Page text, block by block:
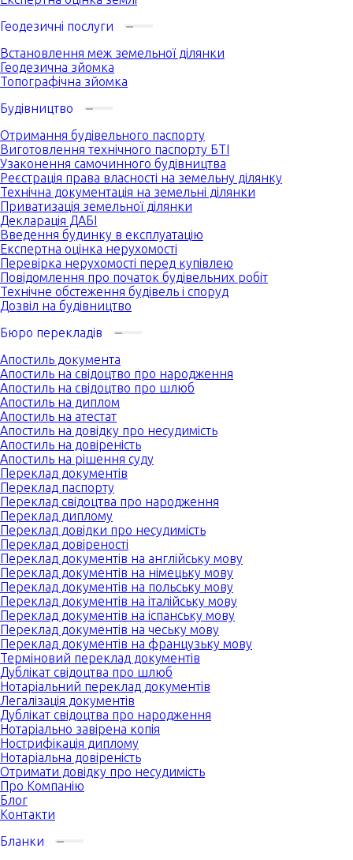
Геодезичні послуги
Встановлення меж земельної ділянки
Геодезична зйомка
Топографічна зйомка
Будівництво
Отримання будівельного паспорту
Виготовлення технічного паспорту БТІ
Узаконення самочинного будівництва
Реєстрація права власності на земельну ділянку
Технічна документація на земельні ділянки
Приватизація земельної ділянки
Декларація ДАБІ
Введення будинку в експлуатацію
Експертна оцінка нерухомості
Перевірка нерухомості перед купівлею
Повідомлення про початок будівельних робіт
Технічне обстеження будівель і споруд
Дозвіл на будівництво
Бюро перекладів
Апостиль документа
Апостиль на свідоцтво про народження
Апостиль на свідоцтво про шлюб
Апостиль на диплом
Апостиль на атестат
Апостиль на довідку про несудимість
Апостиль на довіреність
Апостиль на рішення суду
Переклад документів
Переклад паспорту
Переклад свідоцтва про народження
Переклад диплому
Переклад довідки про несудимість
Переклад довіреності
Переклад документів на англійську мову
Переклад документів на німецьку мову
Переклад документів на польську мову
Переклад документів на італійську мову
Переклад документів на іспанську мову
Переклад документів на чеську мову
Переклад документів на французьку мову
Терміновий переклад документів
Дублікат свідоцтва про шлюб
Нотаріальний переклад документів
Легалізація документів
Дублікат свідоцтва про народження
Нотаріально завірена копія
Нострифікація диплому
Нотаріальна довіреність
Отримати довідку про несудимість
Про Компанію
Блог
Контакти
Бланки